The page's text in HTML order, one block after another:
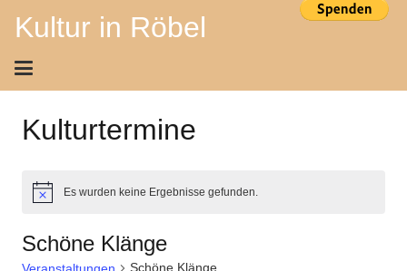
Kultur in Röbel
Kulturtermine
HinweisEs wurden keine Ergebnisse gefunden.
Schöne Klänge
Schöne Klänge